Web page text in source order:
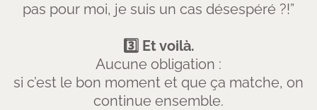
pas pour moi, je suis un cas désespéré ?!”
3️⃣ Et voilà.
Aucune obligation :
si c’est le bon moment et que ça matche, on
continue ensemble.